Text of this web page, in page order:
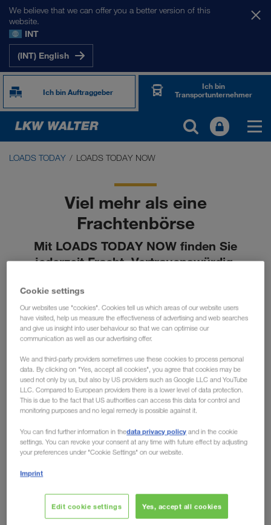
We believe that we can offer you a better version of this
website.
INT
(INT) English
Ich bin Auftraggeber
Ich bin
Transportunternehmer
LOADS TODAY
Frachtenbörse LOADS TODAY NOW
LOADS TODAY LOADS TODAY NOW
Viel mehr als eine
Frachtenbörse
Mit LOADS TODAY NOW finden Sie
jederzeit Fracht. Vertrauenswürdig,
Ladungen zum Fixpreis.
Sofort.
Cookie settings
Our websites use "cookies". Cookies tell us which areas of our website users
have visited, help us measure the effectiveness of advertising and web searches
and give us insight into user behaviour so that we can optimise our
communication as well as our advertising offer.
We and third-party providers sometimes use these cookies to process personal
data. By clicking on "Yes, accept all cookies", you agree that cookies may be
used not only by us, but also by US providers such as Google LLC and YouTube
LLC. Compared to European providers there is a lower level of data protection.
This is due to the fact that US authorities can access this data for control and
monitoring purposes and no legal remedy is possible against it.
You can find further information in thedata privacy policy and in the cookie
settings. You can revoke your consent at any time with future effect by adjusting
your preferences under "Cookie Settings" on our website.
Imprint
Edit cookie settings Yes, accept all cookies